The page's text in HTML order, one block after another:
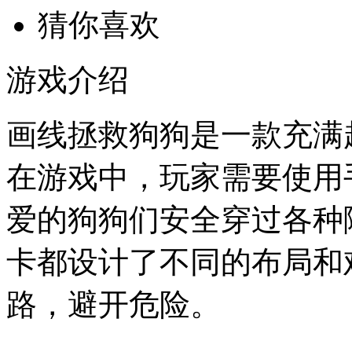
猜你喜欢
游戏介绍
画线拯救狗狗是一款充
在游戏中，玩家需要使
爱的狗狗们安全穿过各
卡都设计了不同的布局
路，避开危险。